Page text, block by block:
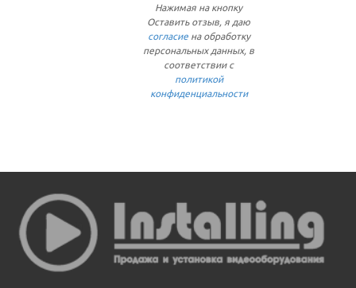
Нажимая на кнопку
Оставить отзыв, я даю
согласиена обработку
персональных данных, в
соответствии с
политикой
конфиденциальности